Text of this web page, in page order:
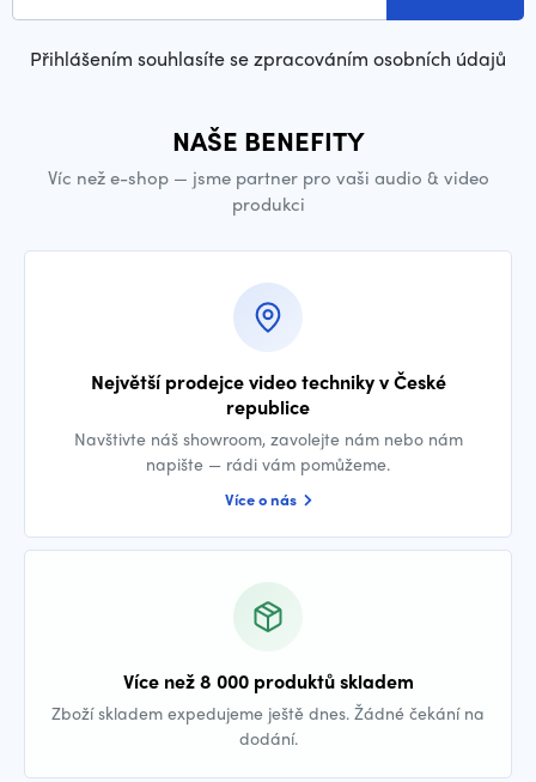
Přihlášením souhlasíte se zpracováním osobních údajů
NAŠE BENEFITY
Víc než e-shop — jsme partner pro vaši audio & video
produkci
Největší prodejce video techniky v České
republice
Navštivte náš showroom, zavolejte nám nebo nám
napište — rádi vám pomůžeme.
Více o nás
Více než 8 000 produktů skladem
Zboží skladem expedujeme ještě dnes. Žádné čekání na
dodání.